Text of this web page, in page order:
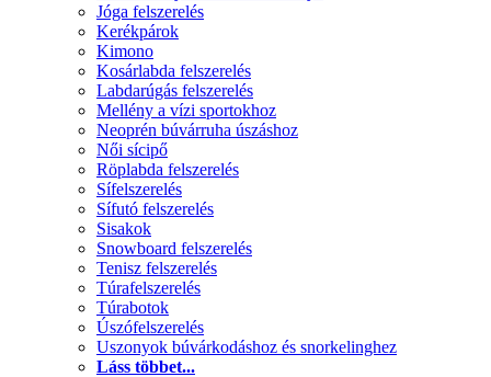
Jóga felszerelés
Kerékpárok
Kimono
Kosárlabda felszerelés
Labdarúgás felszerelés
Mellény a vízi sportokhoz
Neoprén búvárruha úszáshoz
Női sícipő
Röplabda felszerelés
Sífelszerelés
Sífutó felszerelés
Sisakok
Snowboard felszerelés
Tenisz felszerelés
Túrafelszerelés
Túrabotok
Úszófelszerelés
Uszonyok búvárkodáshoz és snorkelinghez
Láss többet...